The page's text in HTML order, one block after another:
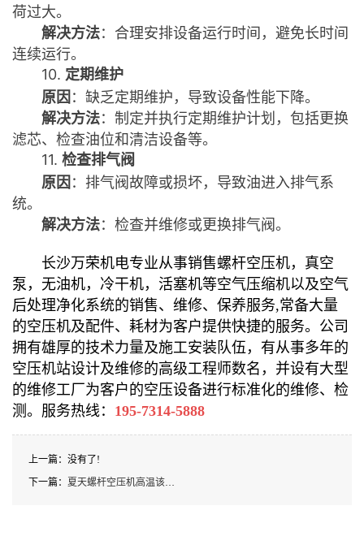
荷过大。
解决方法：合理安排设备运行时间，避免长时间
连续运行。
10. 定期维护
原因 ：缺乏定期维护，导致设备性能下降。
解决方法：制定并执行定期维护计划，包括更换
滤芯、检查油位和清洁设备等。
11. 检查排气阀
原因 ：排气阀故障或损坏，导致油进入排气系
统。
解决方法：检查并维修或更换排气阀。
长沙万荣机电专业从事销售螺杆空压机， 真空
泵 ， 无油机， 冷干机， 活塞机等空气压缩机以及空气
后处理净化系统的销售、维修、保养服务,常备大量
的空压机及配件、耗材为客户提供快捷的服务。公司
拥有雄厚的技术力量及施工安装队伍，有从事多年的
空压机站设计及维修的高级工程师数名，并设有大型
的维修工厂为客户的空压设备进行标准化的维修、检
测。服务热线： 195-7314-5888
上一篇：没有了!
下一篇： 夏天螺杆空压机高温该怎么处理？